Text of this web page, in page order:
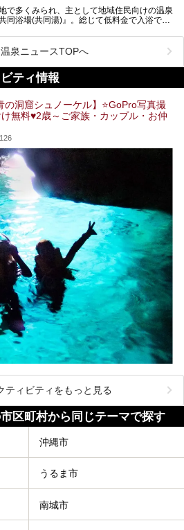
、ぜひチャレンジしてみて下さいね！
で多くみられ、主として地域住民向けの温泉
同浴場(共同湯)』。総じて低料金で入浴で
各地の温泉地にありますが、特に九州地方は
くから発展し、質・量ともに大変充実。九州
”といっても決して過言では無いでしょう。
の九州の温泉ライターである筆者が過去入浴
泉かけ流しと泉質の良さにこだわって九州の
されてみて下さい！
泉ニュースTOPへ
ティ情報
の洞窟シュノーケル】⭐GoPro写真撮
無料♥️2歳～ご家族・カップル・お仲
ティビティをもっと見る
区町村から同じテーマで探す
沖縄市
うるま市
南城市